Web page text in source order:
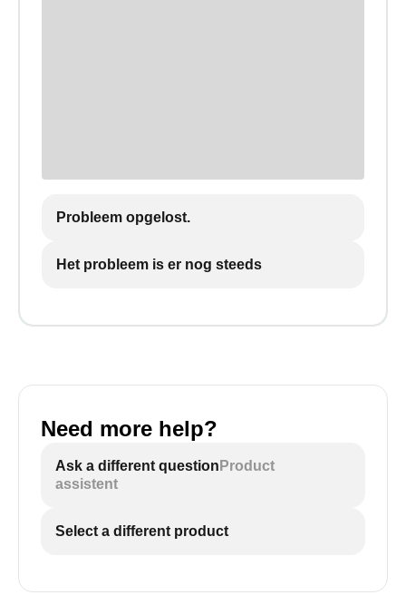
Probleem opgelost.
Het probleem is er nog steeds
Need more help?
Ask a different question Product
assistent
Select a different product